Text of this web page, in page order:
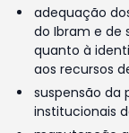
adequação
do Ibram e de
quanto à
aos recursos
suspensão da
institucionais